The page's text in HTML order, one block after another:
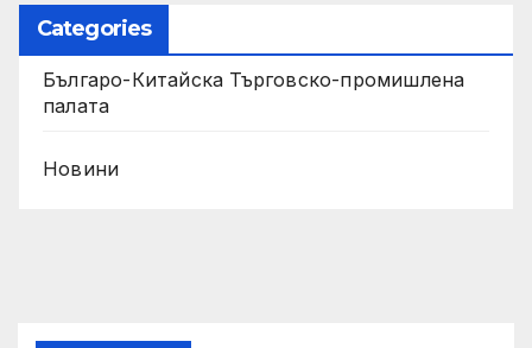
Categories
Българо-Китайска Търговско-промишлена
палaта
Новини